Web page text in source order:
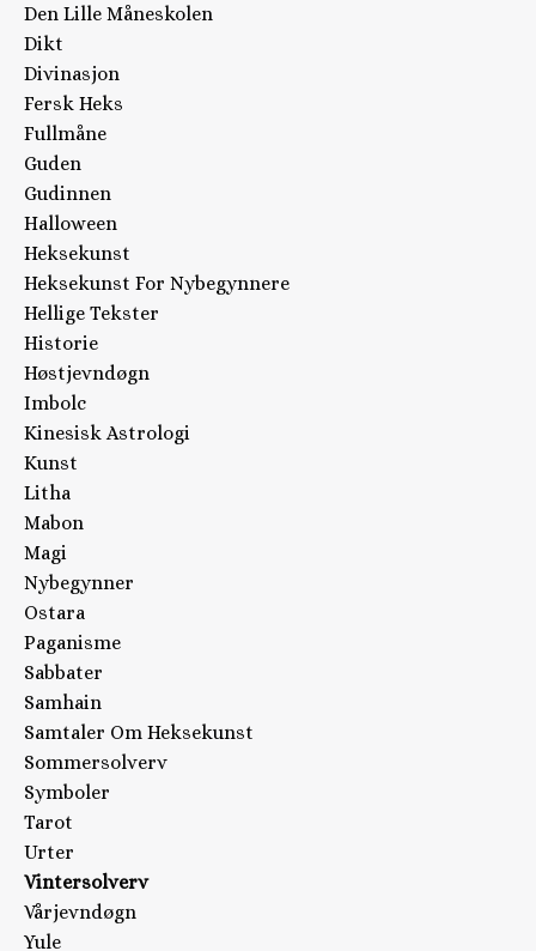
Den Lille Måneskolen
Dikt
Divinasjon
Fersk Heks
Fullmåne
Guden
Gudinnen
Halloween
Heksekunst
Heksekunst For Nybegynnere
Hellige Tekster
Historie
Høstjevndøgn
Imbolc
Kinesisk Astrologi
Kunst
Litha
Mabon
Magi
Nybegynner
Ostara
Paganisme
Sabbater
Samhain
Samtaler Om Heksekunst
Sommersolverv
Symboler
Tarot
Urter
Vintersolverv
Vårjevndøgn
Yule